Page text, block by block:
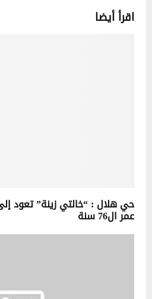
اقرأ أيضا
حي هلال : “خالتي زينة” تعود
عمر ال76 سنة